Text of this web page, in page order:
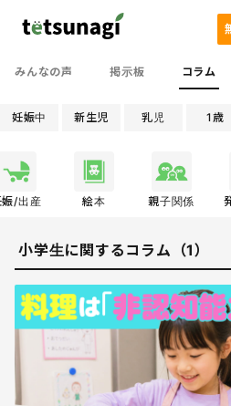
みんなの声 掲示板 コラム
妊娠中 新生児 乳児 1歳
娠/出産 絵本 親子関係
小学生に関するコラム（1）